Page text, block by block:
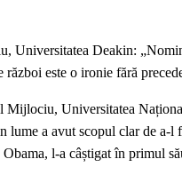
Deakin:
este o ironie fără
Universitatea
a avut scopul clar de a-l
l-a câștigat în primul